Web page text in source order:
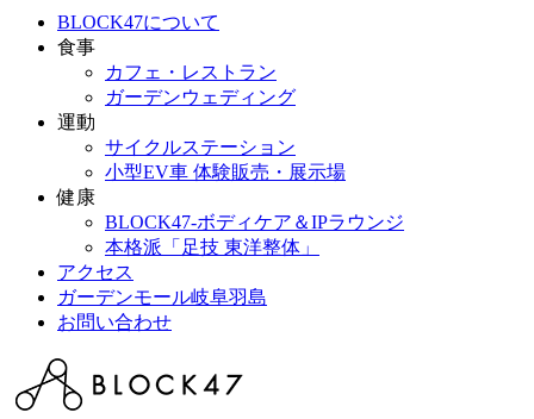
BLOCK47について
食事
カフェ・レストラン
ガーデンウェディング
運動
サイクルステーション
小型EV車 体験販売・展示場
健康
BLOCK47‐ボディケア＆IPラウンジ
本格派「足技 東洋整体」
アクセス
ガーデンモール岐阜羽島
お問い合わせ